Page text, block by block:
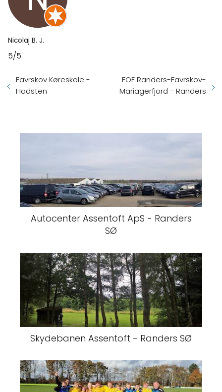
Nicolaj B. J.
5/5
Favrskov Køreskole -
Hadsten
FOF Randers-Favrskov-
Mariagerfjord - Randers
Autocenter Assentoft ApS - Randers
SØ
Skydebanen Assentoft - Randers SØ